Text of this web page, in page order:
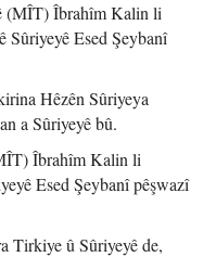
(MÎT) Îbrahîm Kalin li
Sûriyeyê Esed Şeybanî
Hêzên Sûriyeya
a Sûriyeyê bû.
Îbrahîm Kalin li
Esed Şeybanî pêşwazî
Tirkiye û Sûriyeyê de,